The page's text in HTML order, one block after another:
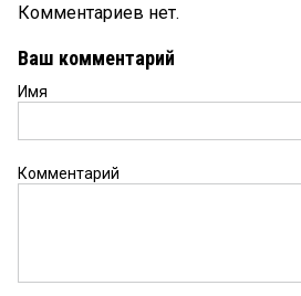
Комментариев нет.
Ваш комментарий
Имя
Комментарий